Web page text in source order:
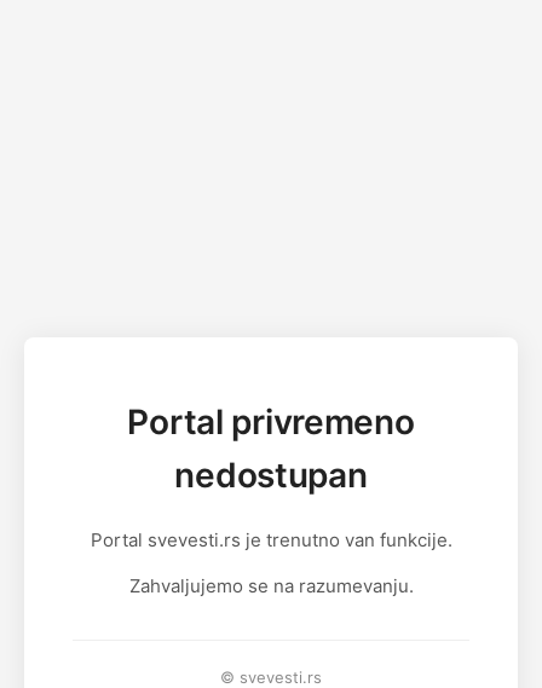
Portal privremeno
nedostupan
Portal svevesti.rs je trenutno van funkcije.
Zahvaljujemo se na razumevanju.
© svevesti.rs